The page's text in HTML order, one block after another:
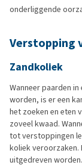
onderliggende
Verstopping
Zandkoliek
Wanneer paarden
worden, is er een
het zoeken en eten
zoveel kwaad.
tot verstoppingen
koliek veroorzaken.
uitgedreven